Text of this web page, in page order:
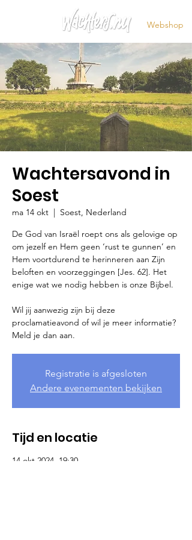
Webshop
Wachtersavond in
Soest
ma 14 okt
  |
Soest, Nederland
De God van Israël roept ons als gelovige op
om jezelf en Hem geen ‘rust te gunnen’ en
Hem voortdurend te herinneren aan Zijn
beloften en voorzeggingen [Jes. 62]. Het
enige wat we nodig hebben is onze Bijbel.
Wil jij aanwezig zijn bij deze
proclamatieavond of wil je meer informatie?
Meld je dan aan.
Registratie is afgesloten
Andere evenementen bekijken
Tijd en locatie
14 okt 2024, 19:30